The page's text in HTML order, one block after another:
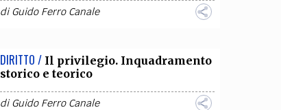
diGuido Ferro Canale
DIRITTO / Il privilegio. Inquadramento
storico e teorico
diGuido Ferro Canale